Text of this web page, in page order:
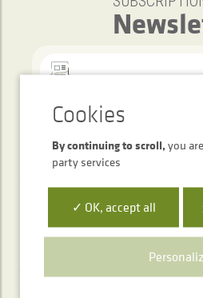
Telephone
+34
By continuing to scroll,you
party services
✓ OK, accept all